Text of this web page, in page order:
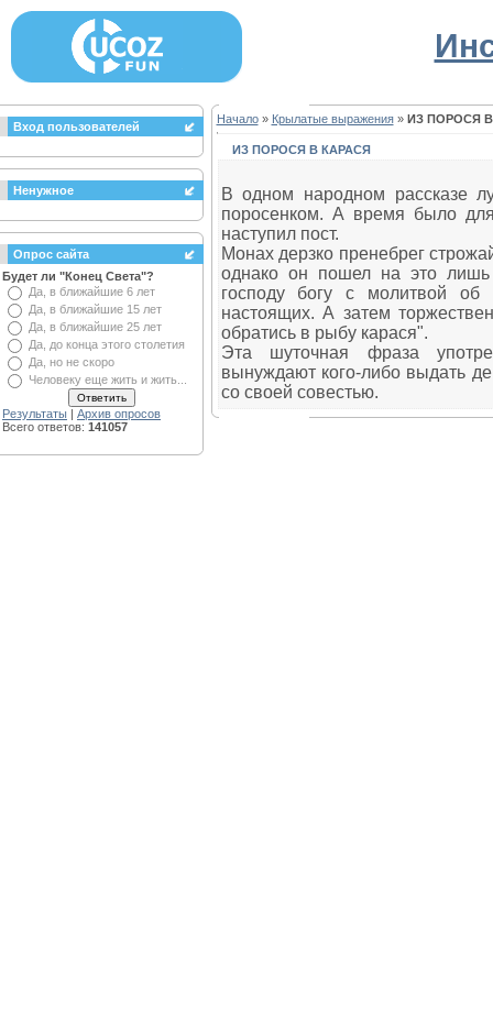
Вход пользователей
Ненужное
Опрос сайта
Будет ли "Конец Света"?
Да, в ближайшие 6 лет
Да, в ближайшие 15 лет
Да, в ближайшие 25 лет
Да, до конца этого столетия
Да, но не скоро
Человеку еще жить и жить...
Результаты | Архив опросов
Всего ответов: 141057
Начало» Крылатые выражения» ИЗ ПОРОСЯ
ИЗ ПОРОСЯ В КАРАСЯ
В одном народном рассказе
поросенком. А время было
наступил пост.
Монах дерзко пренебрег
однако он пошел на это лишь
господу богу с молитвой
настоящих. А затем
обратись в рыбу карася".
Эта шуточная фраза
вынуждают кого-либо выдать
со своей совестью.